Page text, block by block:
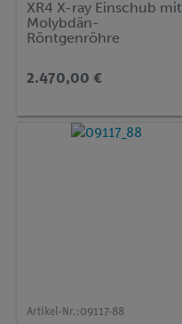
XR4 X-ray Einschub mit
Molybdän-
Röntgenröhre
2.470,00 €
Artikel-Nr.:09117-88